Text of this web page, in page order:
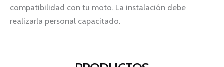
compatibilidad con tu moto. La instalación debe
realizarla personal capacitado.